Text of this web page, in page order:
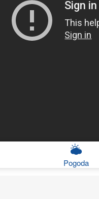
Pogoda